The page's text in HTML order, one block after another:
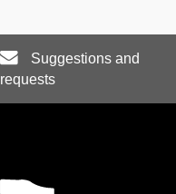
Suggestions and
requests